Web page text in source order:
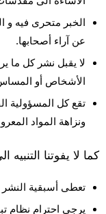
الخبر متحرى فيه و
عن آراء أصحابها.
لا يقبل نشر كل ما
الأشخاص أو
تقع كل المسؤولية
ونزاهة المواد
كما لا يفوتنا
تعطى أسبقية النشر
يرجى احترام نظام